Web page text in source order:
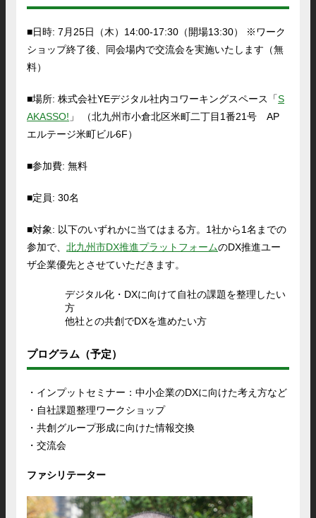
■日時: 7月25日（木）14:00-17:30（開場13:30） ※ワーク
ショップ終了後、同会場内で交流会を実施いたします（無
料）
■場所: 株式会社YEデジタル社内コワーキングスペース「S
AKASSO! 」 （北九州市小倉北区米町二丁目1番21号 AP
エルテージ米町ビル6F）
■参加費: 無料
■定員: 30名
■対象: 以下のいずれかに当てはまる方。1社から1名までの
参加で、北九州市DX推進プラットフォームのDX推進ユー
ザ企業優先とさせていただきます。
デジタル化・DXに向けて自社の課題を整理したい
方
他社との共創でDXを進めたい方
プログラム（予定）
・インプットセミナー：中小企業のDXに向けた考え方など
・自社課題整理ワークショップ
・共創グループ形成に向けた情報交換
・交流会
ファシリテーター